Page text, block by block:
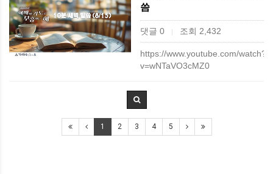
씀
댓글 0 | 조회 2,432
https://www.youtube.com/watch?
v=wNTaVO3cMZ0
1 2 3 4 5